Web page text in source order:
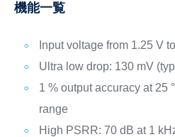
機能一覧
Input voltage from 1.25 V
Ultra low drop: 130 mV
1 % output accuracy at 25
range
High PSRR: 70 dB at 1